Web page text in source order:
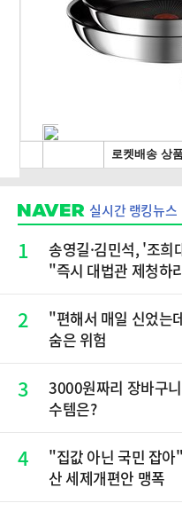
실시간 랭킹뉴스
1
송영길·김민석, '조
"즉시 대법관 제청하
2
"편해서 매일 신었는
숨은 위험
3
3000원짜리 장바구
수템은?
4
"집값 아닌 국민 잡
산 세제개편안 맹폭